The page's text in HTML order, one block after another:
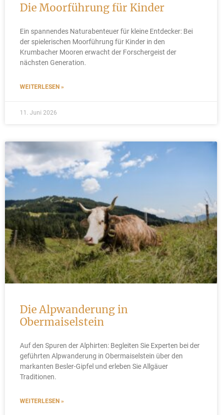
Die Moorführung für Kinder
Ein spannendes Naturabenteuer für kleine Entdecker: Bei
der spielerischen Moorführung für Kinder in den
Krumbacher Mooren erwacht der Forschergeist der
nächsten Generation.
WEITERLESEN »
11. Juni 2026
Die Alpwanderung in
Obermaiselstein
Auf den Spuren der Alphirten: Begleiten Sie Experten bei der
geführten Alpwanderung in Obermaiselstein über den
markanten Besler-Gipfel und erleben Sie Allgäuer
Traditionen.
WEITERLESEN »